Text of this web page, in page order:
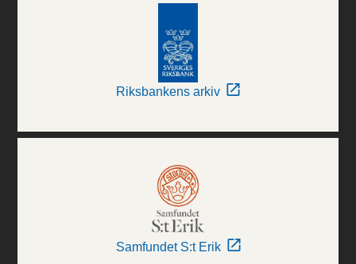
Riksbankens arkiv
Samfundet S:t Erik